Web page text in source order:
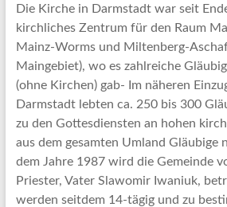
Die Kirche in Darmstadt war seit
kirchliches Zentrum für den Raum
Mainz-Worms und Miltenberg-
Maingebiet), wo es zahlreiche
(ohne Kirchen) gab- Im näheren
Darmstadt lebten ca. 250 bis 300
zu den Gottesdiensten an hohen
aus dem gesamten Umland Gläubige
dem Jahre 1987 wird die Gemeinde
Priester, Vater Slawomir Iwaniuk,
werden seitdem 14-tägig und zu